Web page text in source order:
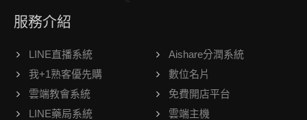
服務介紹
LINE直播系統
Aishare分潤系統
我+1熟客優先購
數位名片
雲端教會系統
免費開店平台
LINE藥局系統
雲端主機